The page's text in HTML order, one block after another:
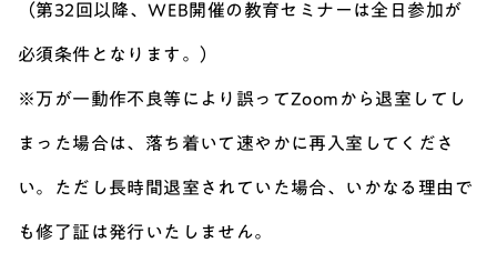
（第32回以降、WEB開催の教育セミナーは全日参加が
必須条件となります。）
※万が一動作不良等により誤ってZoomから退室してし
まった場合は、落ち着いて速やかに再入室してくださ
い。ただし長時間退室されていた場合、いかなる理由で
も修了証は発行いたしません。